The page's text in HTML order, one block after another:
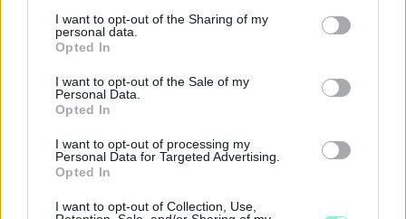
not limited to your visit or usage behaviour. You may click to
grant or deny consent to Google and its third-party tags to
use your data for below specified purposes in below Google
consent section.
I want to opt-out of the Sharing of my
personal data.
Opted In
I want to opt-out of the Sale of my
Personal Data.
Opted In
I want to opt-out of processing my
Personal Data for Targeted Advertising.
Opted In
I want to opt-out of Collection, Use,
Szólj hozzá!